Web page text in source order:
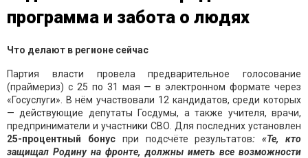
программа и забота о людях
Что делают в регионе сейчас
Партия власти провела предварительное голосование
(праймериз) с 25 по 31 мая — в электронном формате через
«Госуслуги». В нём участвовали 12 кандидатов, среди которых
— действующие депутаты Госдумы, а также учителя, врачи,
предприниматели и участники СВО. Для последних установлен
25-процентный бонуспри подсчёте результатов: «Те, кто
защищал Родину на фронте, должны иметь все возможности